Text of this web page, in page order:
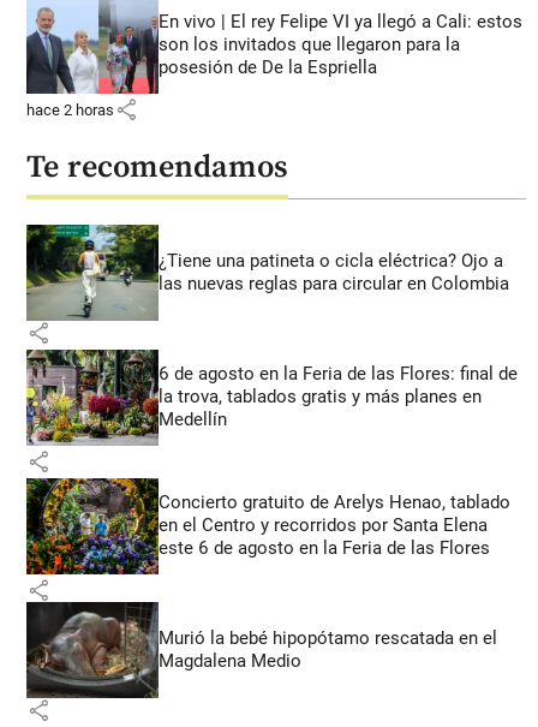
En vivo | El rey Felipe VI ya llegó a Cali: estos
son los invitados que llegaron para la
posesión de De la Espriella
hace 2 horas share
Te recomendamos
¿Tiene una patineta o cicla eléctrica? Ojo a
las nuevas reglas para circular en Colombia
share
6 de agosto en la Feria de las Flores: final de
la trova, tablados gratis y más planes en
Medellín
share
Concierto gratuito de Arelys Henao, tablado
en el Centro y recorridos por Santa Elena
este 6 de agosto en la Feria de las Flores
share
Murió la bebé hipopótamo rescatada en el
Magdalena Medio
share